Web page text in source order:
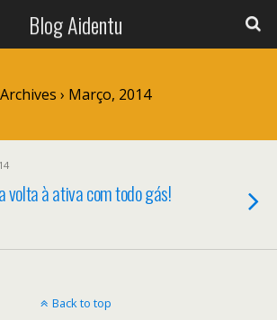
Blog Aidentu
Archives › Março, 2014
volta à ativa com todo gás!
Back to top